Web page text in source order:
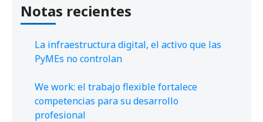
Notas recientes
La infraestructura digital, el activo que las
PyMEs no controlan
We work: el trabajo flexible fortalece
competencias para su desarrollo
profesional